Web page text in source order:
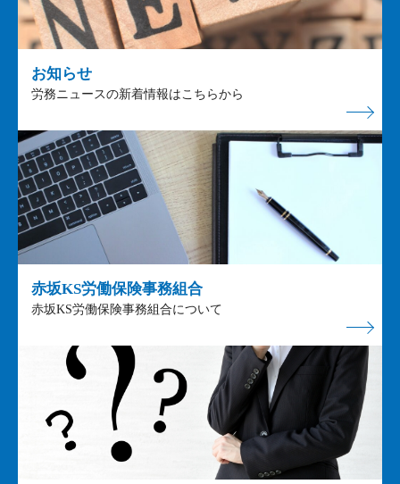
お知らせ
労務ニュースの新着情報はこちらから
赤坂KS労働保険事務組合
赤坂KS労働保険事務組合について